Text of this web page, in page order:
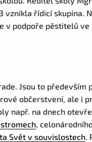
vznikla řídicí skupina.
v podpoře pěstitelů
Jsou to
občerstvení, ale i
např. na dnech
,
Svět v souvislostech.